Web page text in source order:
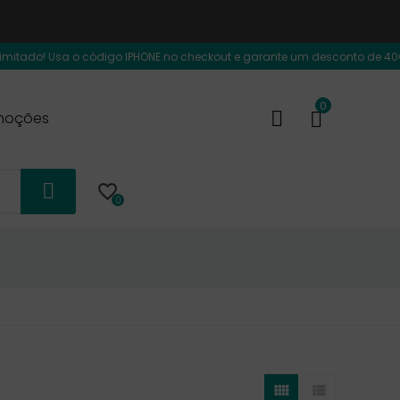
o código IPHONE no checkout e garante um desconto de 40€
0
0
